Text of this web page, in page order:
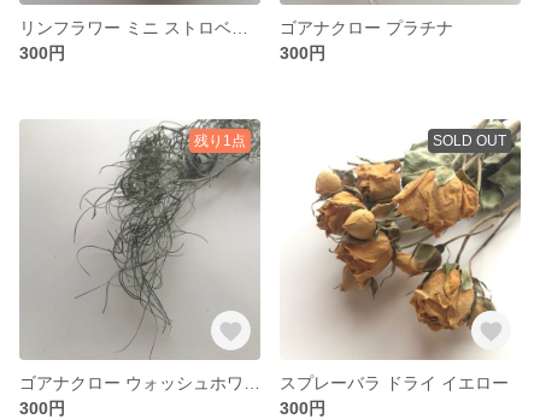
300円
ゴアナクロー プラチナ
300円
残り1点
300円
SOLD OUT
スプレーバラ ドライ イエロー
300円